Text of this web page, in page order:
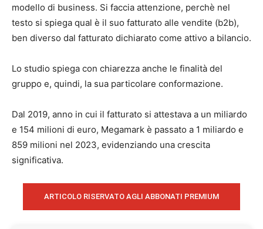
modello di business. Si faccia attenzione, perchè nel
testo si spiega qual è il suo fatturato alle vendite (b2b),
ben diverso dal fatturato dichiarato come attivo a bilancio.
Lo studio spiega con chiarezza anche le finalità del
gruppo e, quindi, la sua particolare conformazione.
Dal 2019, anno in cui il fatturato si attestava a un miliardo
e 154 milioni di euro, Megamark è passato a 1 miliardo e
859 milioni nel 2023, evidenziando una crescita
significativa.
ARTICOLO RISERVATO AGLI ABBONATI PREMIUM